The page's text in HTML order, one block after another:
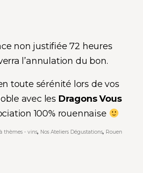
non justifiée 72 heures
l’annulation du bon.
toute sérénité lors de vos
avec les Dragons Vous
100% rouennaise
thèmes - vins, Nos Ateliers Dégustations, Rouen